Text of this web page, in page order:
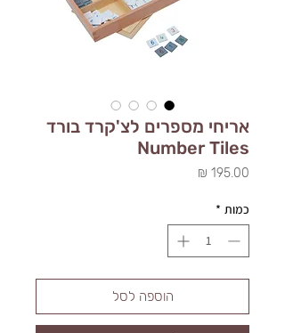
אריחי מספרים לצ'קרד בורד
Number Tiles
כמות *
הוספה לסל